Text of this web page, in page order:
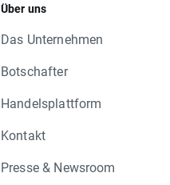
Über uns
Das Unternehmen
Botschafter
Handelsplattform
Kontakt
Presse & Newsroom